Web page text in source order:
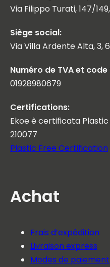
Via Filippo Turati, 147/
Siège social:
Via Villa Ardente Alta, 3,
Numéro de TVA et
01928980679
Certifications:
Ekoe è certificata
210077
Plastic Free Certification
Achat
Frais d’expédition
Livraison express
Modes de paiement